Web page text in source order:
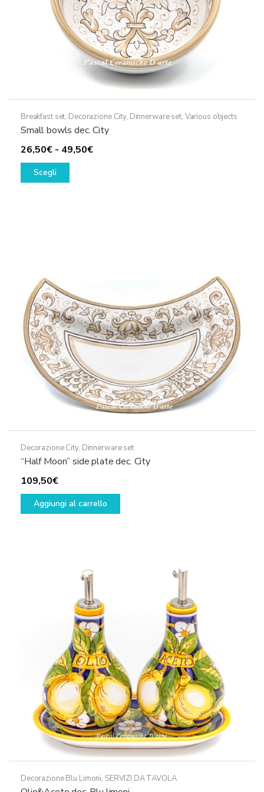
Breakfast set, Decorazione City, Dinnerware set, Various objects
Small bowls dec. City
26,50€ - 49,50€Fascia
Scegli
Questo
scelte
nella
pagina
del
prodotto
Decorazione City, Dinnerware set
“Half Moon” side plate dec. City
109,50€
Aggiungi al carrello
Decorazione Blu Limoni, SERVIZI DA TAVOLA